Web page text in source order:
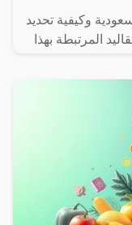
رمضان 2025 في السعودية وكيفية تحديد
المرتبطة بهذا